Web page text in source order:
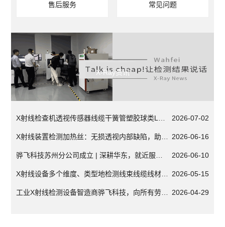
售后服务 常见问题
X-Ray资讯
2026-07-02
2026-06-16
2026-06-10
2026-05-15
2026-04-29